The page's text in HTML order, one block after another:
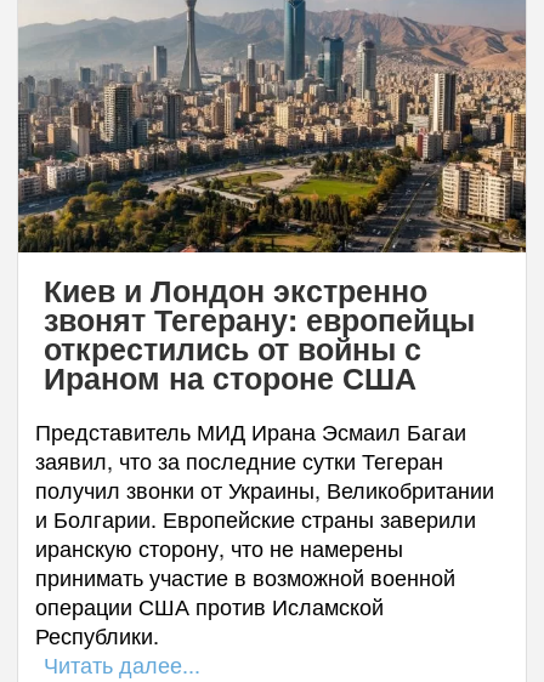
Киев и Лондон экстренно
звонят Тегерану: европейцы
открестились от войны с
Ираном на стороне США
Представитель МИД Ирана Эсмаил Багаи
заявил, что за последние сутки Тегеран
получил звонки от Украины, Великобритании
и Болгарии. Европейские страны заверили
иранскую сторону, что не намерены
принимать участие в возможной военной
операции США против Исламской
Республики.
Читать далее...